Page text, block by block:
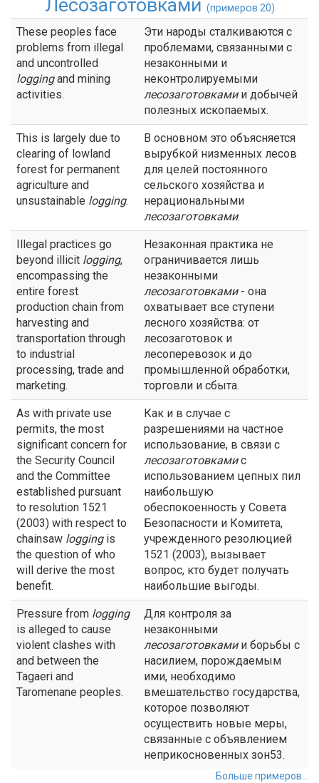
Лесозаготовками (примеров 20)
These peoples face
problems from illegal
and uncontrolled
loggingand mining
activities.
Эти народы сталкиваются с
проблемами, связанными с
незаконными и
неконтролируемыми
лесозаготовкамии добычей
полезных ископаемых.
This is largely due to
clearing of lowland
forest for permanent
agriculture and
unsustainable logging.
В основном это объясняется
вырубкой низменных лесов
для целей постоянного
сельского хозяйства и
нерациональными
лесозаготовками.
Illegal practices go
beyond illicit logging,
encompassing the
entire forest
production chain from
harvesting and
transportation through
to industrial
processing, trade and
marketing.
Незаконная практика не
ограничивается лишь
незаконными
лесозаготовками- она
охватывает все ступени
лесного хозяйства: от
лесозаготовок и
лесоперевозок и до
промышленной обработки,
торговли и сбыта.
As with private use
permits, the most
significant concern for
the Security Council
and the Committee
established pursuant
to resolution 1521
(2003) with respect to
chainsaw loggingis
the question of who
will derive the most
benefit.
Как и в случае с
разрешениями на частное
использование, в связи с
лесозаготовкамис
использованием цепных пил
наибольшую
обеспокоенность у Совета
Безопасности и Комитета,
учрежденного резолюцией
1521 (2003), вызывает
вопрос, кто будет получать
наибольшие выгоды.
Pressure from logging
is alleged to cause
violent clashes with
and between the
Tagaeri and
Taromenane peoples.
Для контроля за
незаконными
лесозаготовкамии борьбы с
насилием, порождаемым
ими, необходимо
вмешательство государства,
которое позволяют
осуществить новые меры,
связанные с объявлением
неприкосновенных зон53.
Больше примеров...